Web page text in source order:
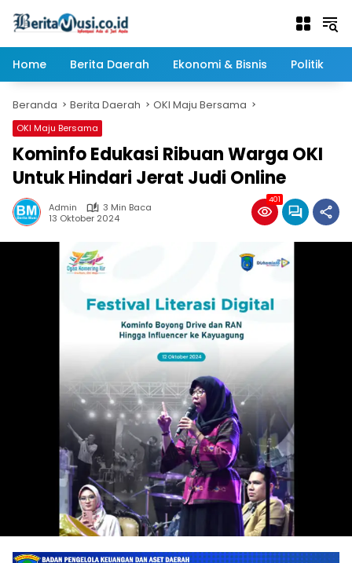
Home
Berita Daerah Ekonomi & Bisnis Politik
Beranda Berita Daerah OKI Maju Bersama
OKI Maju Bersama
Kominfo Edukasi Ribuan Warga OKI
Untuk Hindari Jerat Judi Online
Admin
3 Min Baca
13 Oktober 2024
401